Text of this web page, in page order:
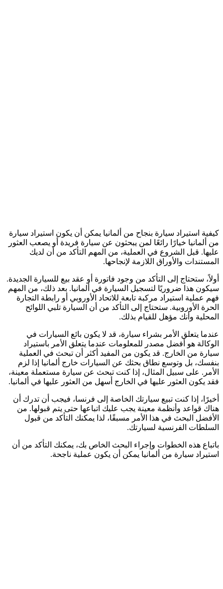
كيفية استيراد سيارة بنجاح من ألمانيا يمكن أن يكون استيراد سيارة
من ألمانيا خيارًا رائعًا لمن يبحثون عن سيارة فريدة أو يصعب العثور
عليها. قبل الشروع في العملية، من المهم التأكد من أن لديك
المستندات والأوراق اللازمة لإنجاحها.
أولاً، ستحتاج إلى التأكد من وجود فاتورة أو عقد بيع للسيارة الجديدة.
سيكون هذا ضروريًا لتسجيل السيارة في ألمانيا. بعد ذلك، من المهم
فهم عملية استيراد مركبة تابعة للاتحاد الأوروبي أو رابطة التجارة
الحرة الأوروبية. ستحتاج إلى التأكد من أن السيارة تلبي اللوائح
المحلية وأنك مؤهل للقيام بذلك.
عندما يتعلق الأمر بشراء سيارة، قد لا يكون بائع السيارات في
الوكالة هو أفضل مصدر للمعلومات عندما يتعلق الأمر باستيراد
سيارة من الخارج. قد يكون من المفيد أكثر أن تبحث في العملية
بنفسك، بل وتوسع نطاق بحثك عن السيارات خارج ألمانيا إذا لزم
الأمر. على سبيل المثال، إذا كنت تبحث عن سيارة مستعملة معينة،
فقد يكون العثور عليها في الخارج أسهل من العثور عليها في ألمانيا.
أخيرًا، إذا كنت تبيع سيارتك الخاصة إلى فرنسا، فيجب أن تدرك أن
هناك قواعد وأنظمة معينة يجب عليك اتباعها حتى يتم قبولها. من
الأفضل البحث في هذا الأمر مسبقًا، لذا يمكنك التأكد من قبول
السلطات الفرنسية لسيارتك.
باتباع هذه الخطوات وإجراء البحث الخاص بك، يمكنك التأكد من أن
استيراد سيارة من ألمانيا يمكن أن يكون عملية ناجحة.